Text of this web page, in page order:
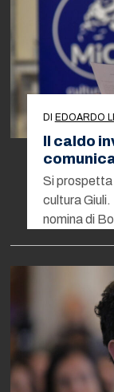
DI EDOARDO
Il caldo
Si prospetta
cultura
nomina di